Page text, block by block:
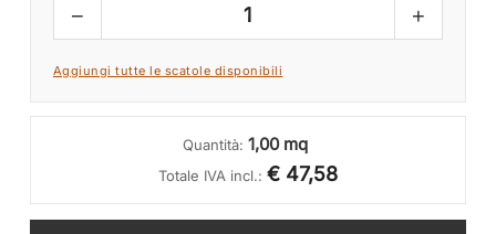
− 1 +
Aggiungi tutte le scatole disponibili
Quantità:1,00 mq
Totale IVA incl.: € 47,58